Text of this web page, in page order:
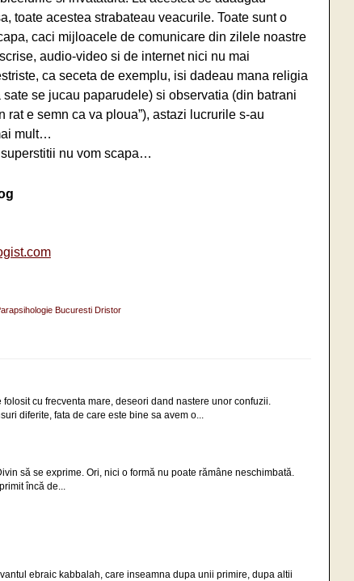
toate acestea strabateau veacurile. Toate sunt o
caci mijloacele de comunicare din zilele noastre
audio-video si de internet nici nu mai
ca seceta de exemplu, isi dadeau mana religia
se jucau paparudele) si observatia (din batrani
e semn ca va ploua”), astazi lucrurile s-au
mult…
nu vom scapa…
cu frecventa mare, deseori dand nastere unor confuzii.
diferite, fata de care este bine sa avem o...
să se exprime. Ori, nici o formă nu poate rămâne neschimbată.
încă de...
ebraic kabbalah, care inseamna dupa unii primire, dupa altii